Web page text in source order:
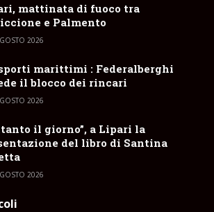
mattinata di fuoco tra
e Palmento
2026
marittimi : Federalberghi
il blocco dei rincari
2026
il giorno”, a Lipari la
del libro di Santina
2026